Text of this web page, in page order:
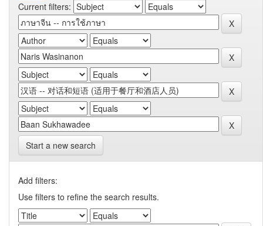
Current filters:
Start a new search
Add filters:
Use filters to refine the search results.